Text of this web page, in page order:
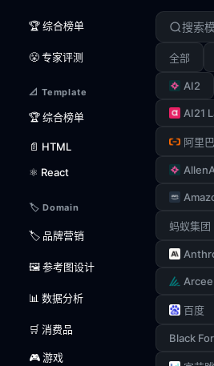
🏆 综合榜单
😤 专家评测
📐 Template
🏆 综合榜单
📄 HTML
⚛️ React
🏷️ Domain
🏷️ 品牌营销
🖼️ 参考图设计
📊 数据分析
🛒 消费品
🎮 游戏
全部
AI2
AI21
阿里
蚂蚁集团
百度
Black